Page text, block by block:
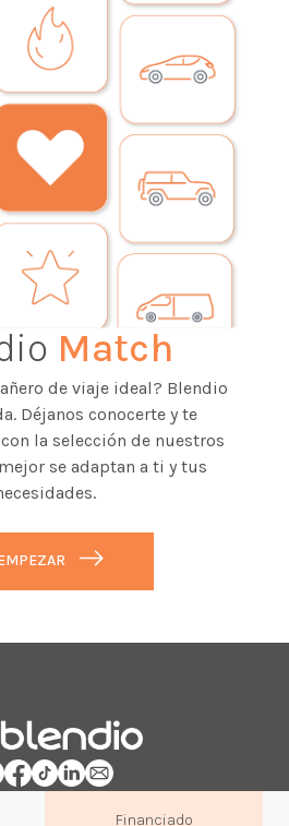
Financiado
Match
de viaje ideal? Blendio
Déjanos conocerte y te
la selección de nuestros
se adaptan a ti y tus